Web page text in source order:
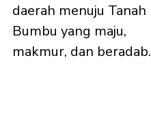
daerah menuju Tanah
Bumbu yang maju,
makmur, dan beradab.